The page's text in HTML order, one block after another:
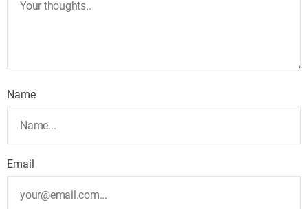
Name
Email